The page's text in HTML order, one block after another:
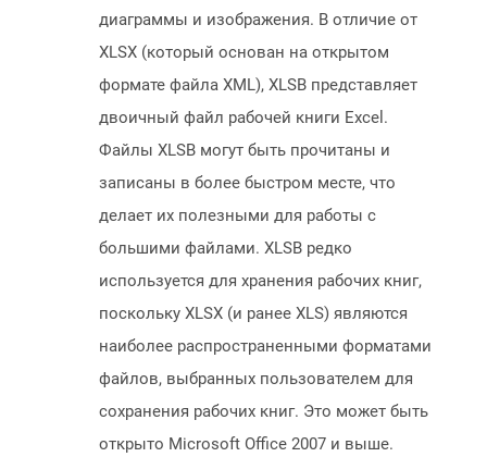
диаграммы и изображения. В отличие от
XLSX (который основан на открытом
формате файла XML), XLSB представляет
двоичный файл рабочей книги Excel.
Файлы XLSB могут быть прочитаны и
записаны в более быстром месте, что
делает их полезными для работы с
большими файлами. XLSB редко
используется для хранения рабочих книг,
поскольку XLSX (и ранее XLS) являются
наиболее распространенными форматами
файлов, выбранных пользователем для
сохранения рабочих книг. Это может быть
открыто Microsoft Office 2007 и выше.